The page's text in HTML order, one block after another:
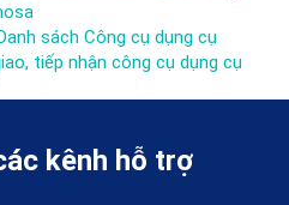
sách Công cụ dụng cụ
tiếp nhận công cụ dụng cụ
kênh hỗ trợ